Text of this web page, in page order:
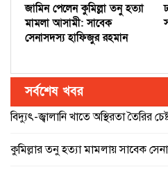
জামিন পেলেন কুমিল্লা তনু হত্যা
মামলা আসামী: সাবেক
সেনাসদস্য হাফিজুর রহমান
সর্বশেষ খবর
বিদ্যুৎ-জ্বালানি খাতে অস্থিরতা তৈরির
কুমিল্লার তনু হত্যা মামলায় সাবেক